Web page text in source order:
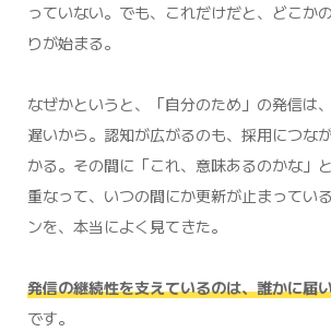
っていない。でも、これだけだと、どこか
りが始まる。
なぜかというと、「自分のため」の発信は
遅いから。認知が広がるのも、採用につな
かる。その間に「これ、意味あるのかな」
重なって、いつの間にか更新が止まって
ンを、本当によく見てきた。
発信の継続性を支えているのは、誰かに届
です。